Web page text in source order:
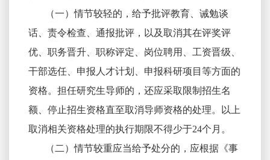
（一）情节较轻的，给予批评教育、诫勉谈
话、责令检查、通报批评，以及取消其在评奖评
优、职务晋升、职称评定、岗位聘用、工资晋级、
干部选任、申报人才计划、申报科研项目等方面的
资格。担任研究生导师的，还应采取限制招生名
额、停止招生资格直至取消导师资格的处理。以上
取消相关资格处理的执行期限不得少于24个月。
（二）情节较重应当给予处分的，应根据《事